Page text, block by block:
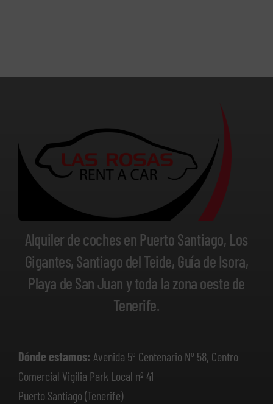
Alquiler de coches en Puerto Santiago, Los
Gigantes, Santiago del Teide, Guía de Isora,
Playa de San Juan y toda la zona oeste de
Tenerife.
Dónde estamos: Avenida 5º Centenario Nº 58, Centro
Comercial Vigilia Park Local nº 41
Puerto Santiago (Tenerife)